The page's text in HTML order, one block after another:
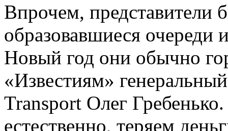
Впрочем, представители
образовавшиеся
Новый год они обычно
«Известиям»
Transport Олег
естественно, теряем